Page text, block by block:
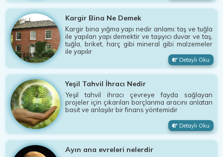
Kargir Bina Ne Demek
Kargir bina yığma yapı nedir anlamı: taş ve tuğla
ile yapılan yapı demektir ve taşıyıcı duvar ve taş,
tuğla, briket, harç gibi mineral gibi malzemeler
ile yapılır
Detaylı Oku
Yeşil Tahvil İhracı Nedir
Yeşil tahvil ihracı çevreye fayda sağlayan
projeler için çıkarılan borçlanma aracını anlatan
basit ve anlaşılır bir finans yöntemidir
Detaylı Oku
Ayın ana evreleri nelerdir